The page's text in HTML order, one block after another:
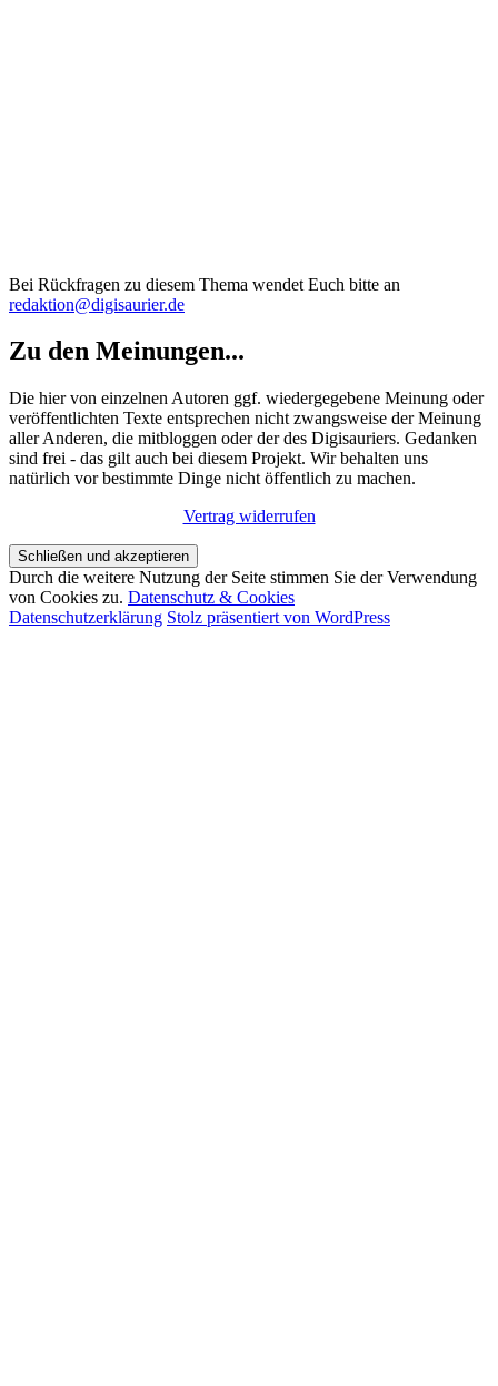
Bei Rückfragen zu diesem Thema wendet Euch bitte an
redaktion@digisaurier.de
Zu den Meinungen...
Die hier von einzelnen Autoren ggf. wiedergegebene Meinung oder
veröffentlichten Texte entsprechen nicht zwangsweise der Meinung
aller Anderen, die mitbloggen oder der des Digisauriers. Gedanken
sind frei - das gilt auch bei diesem Projekt. Wir behalten uns
natürlich vor bestimmte Dinge nicht öffentlich zu machen.
Vertrag widerrufen
Durch die weitere Nutzung der Seite stimmen Sie der Verwendung
von Cookies zu. Datenschutz & Cookies
Datenschutzerklärung Stolz präsentiert von WordPress